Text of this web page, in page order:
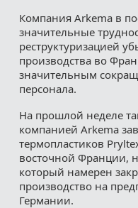
Компания Arkema в
значительные
реструктуризацией
производства во
значительным
персонала.
На прошлой неделе
компанией Arkema
термопластиков
восточной Франции,
который намерен
производство на
Германии.